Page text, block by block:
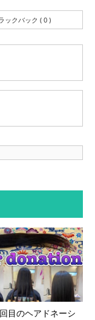
ックバック ( 0 )
目のヘアドネーシ